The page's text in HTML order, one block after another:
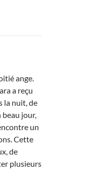
ange.
a reçu
la nuit, de
jour,
un
Cette
de
plusieurs